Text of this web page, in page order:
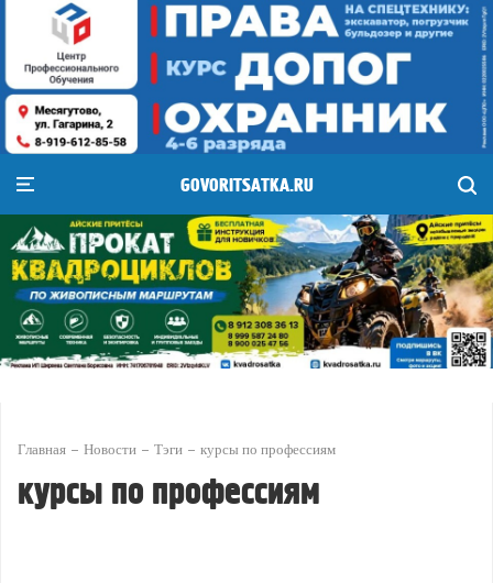
GOVORITSATKA.RU
Главная Новости Тэги курсы по профессиям
курсы по профессиям